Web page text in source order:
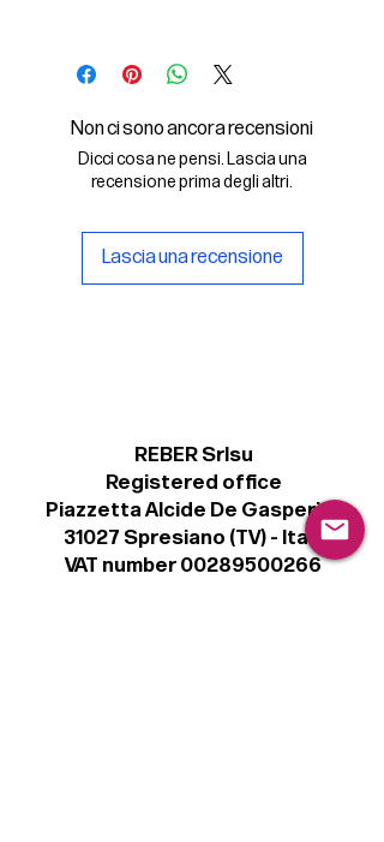
- le immagini descritte in formato
- la licenza d'uso delle grafiche
Il File SVG è compatibile con Adobe,
Cricut Design, Cricut
Procreate e Affinity
Non ci sono ancora recensioni
Dicci cosa ne pensi. Lascia una
recensione prima degli altri.
Lascia una recensione
REBER Srlsu
Registered office
Piazzetta Alcide De Gasperi, 3
31027 Spresiano (TV) - Italy
VAT number 00289500266